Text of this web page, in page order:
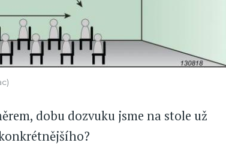
dobu dozvuku jsme na stole už